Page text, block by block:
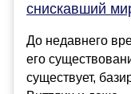
снискавший
До недавнего
его
существует,